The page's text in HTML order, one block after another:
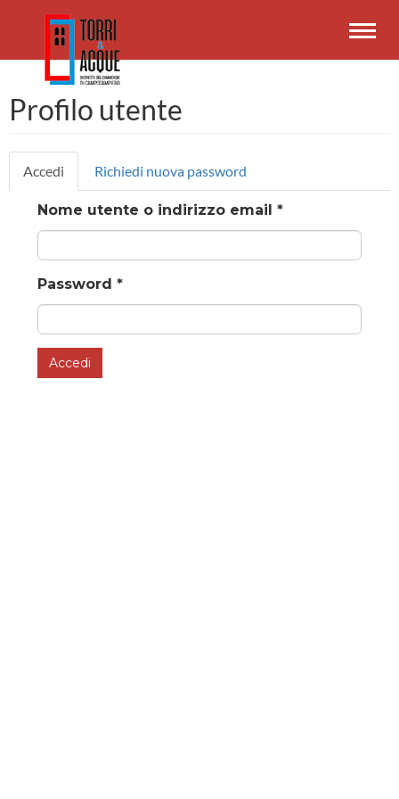
principale
Profilo utente
Schede
primarie
Accedi (scheda
attiva)
Richiedi nuova password
Nome utente o indirizzo email*
Password*
Accedi